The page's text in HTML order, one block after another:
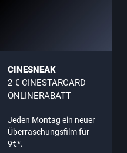
CINESNEAK
2 € CINESTARCARD
ONLINERABATT
Jeden Montag ein neuer
Überraschungsfilm für
9€*.